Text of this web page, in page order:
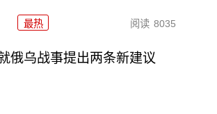
最热 阅读 8035
俄乌战事提出两条新建议